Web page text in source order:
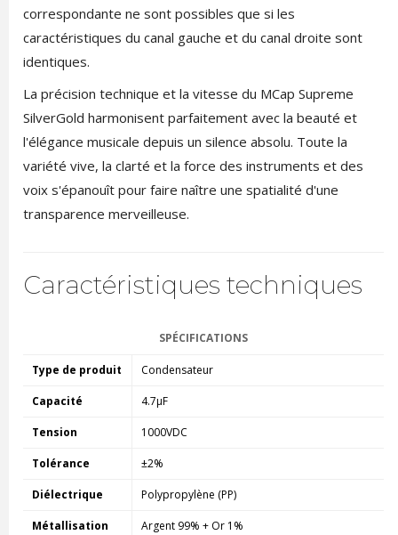
correspondante ne sont possibles que si les
caractéristiques du canal gauche et du canal droite sont
identiques.
La précision technique et la vitesse du MCap Supreme
SilverGold harmonisent parfaitement avec la beauté et
l'élégance musicale depuis un silence absolu. Toute la
variété vive, la clarté et la force des instruments et des
voix s'épanouît pour faire naître une spatialité d'une
transparence merveilleuse.
Caractéristiques techniques
SPÉCIFICATIONS
Type de produit Condensateur
Capacité 4.7µF
Tension 1000VDC
Tolérance ±2%
Diélectrique Polypropylène (PP)
Métallisation Argent 99% + Or 1%